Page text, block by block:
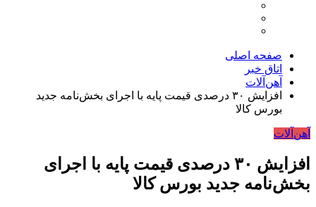
صفحه اصلی
اتاق خبر
آهن‌آلات
افزایش ۳۰ درصدی قیمت پایه با اجرای بخش‌نامه جدید
بورس کالا
آهن‌آلات
افزایش ۳۰ درصدی قیمت پایه با اجرای
بخش‌نامه جدید بورس کالا